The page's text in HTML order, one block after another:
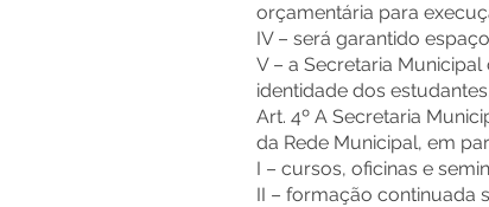
orçamentária para
IV – será garantido
V – a Secretaria
identidade dos
Art. 4º A Secretaria
da Rede Municipal, em
I – cursos, oficinas e
II – formação continuada